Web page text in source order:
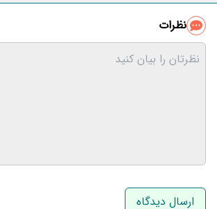
نظرات
نام و نام خانوادگی